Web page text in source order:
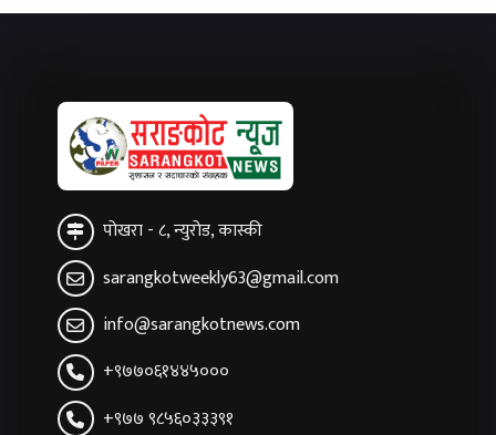
पोखरा - ८, न्युरोड, कास्की
sarangkotweekly63@gmail.com
info@sarangkotnews.com
+९७७०६१४४५०००
+९७७ ९८५६०३३३९१